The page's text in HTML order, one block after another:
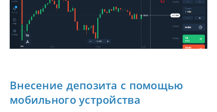
Внесение депозита с помощью
мобильного устройства